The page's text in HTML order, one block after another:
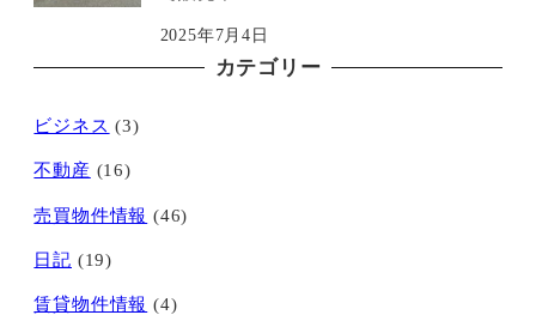
2025年7月4日
カテゴリー
ビジネス (3)
不動産 (16)
売買物件情報 (46)
日記 (19)
賃貸物件情報 (4)